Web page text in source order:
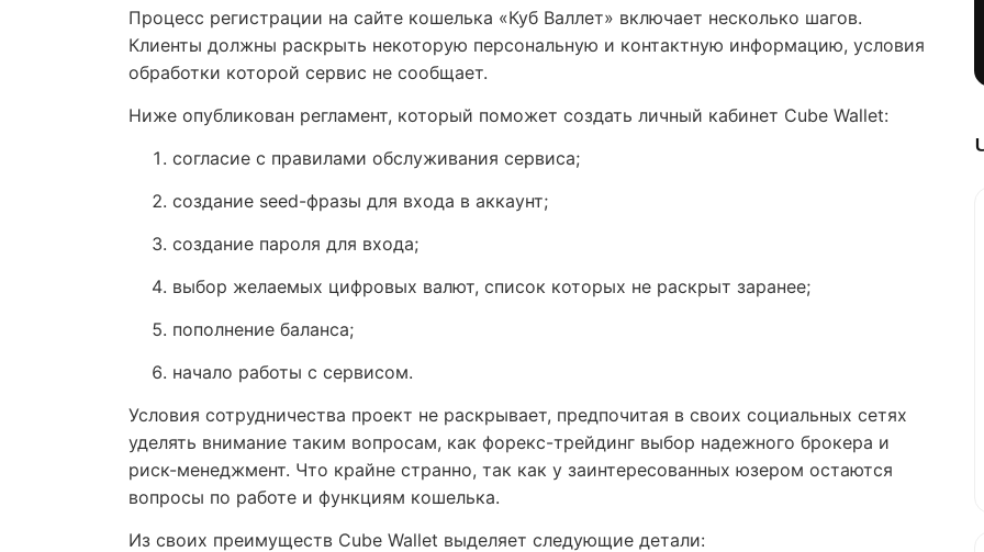
Процесс регистрации на сайте кошелька «Куб Валлет» включает несколько шагов.
Клиенты должны раскрыть некоторую персональную и контактную информацию, условия
обработки которой сервис не сообщает.
Ниже опубликован регламент, который поможет создать личный кабинет Cube Wallet:
согласие с правилами обслуживания сервиса;
создание seed-фразы для входа в аккаунт;
создание пароля для входа;
выбор желаемых цифровых валют, список которых не раскрыт заранее;
пополнение баланса;
начало работы с сервисом.
Условия сотрудничества проект не раскрывает, предпочитая в своих социальных сетях
уделять внимание таким вопросам, как форекс-трейдинг выбор надежного брокера и
риск-менеджмент. Что крайне странно, так как у заинтересованных юзером остаются
вопросы по работе и функциям кошелька.
Из своих преимуществ Cube Wallet выделяет следующие детали: